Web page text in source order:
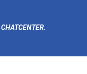
CHATCENTER.